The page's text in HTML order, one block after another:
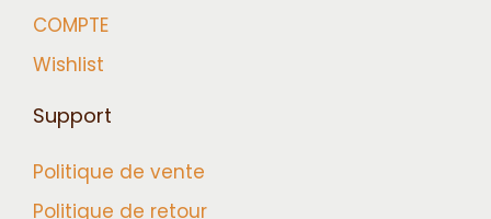
COMPTE
Wishlist
Support
Politique de vente
Politique de retour